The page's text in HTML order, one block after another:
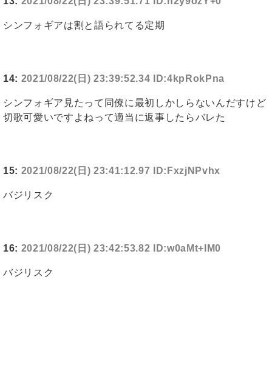
シンフォギアは割と語られてる定期
14: 2021/08/22(日) 23:39:52.34 ID:4kpRokPna
シンフォギア見たって同僚に最初しかしらないんだすけど
切歌可愛いですよねって適当に返事したらバレた
15: 2021/08/22(日) 23:41:12.97 ID:FxzjNPvhx
バジリスク
16: 2021/08/22(日) 23:42:53.82 ID:w0aMt+IM0
バジリスク